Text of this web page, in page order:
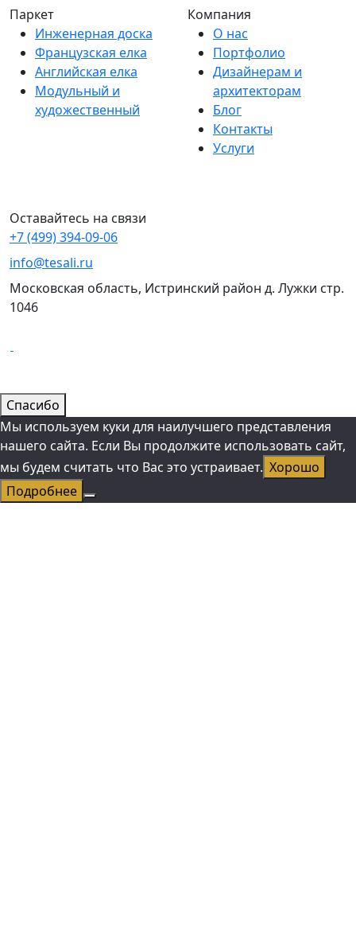
Паркет
Инженерная доска
Французская елка
Английская елка
Модульный и
художественный
Компания
О нас
Портфолио
Дизайнерам и
архитекторам
Блог
Контакты
Услуги
Оставайтесь на связи
+7 (499) 394-09-06
info@tesali.ru
Московская область, Истринский район д. Лужки стр.
1046
Спасибо
Мы используем куки для наилучшего представления
нашего сайта. Если Вы продолжите использовать сайт,
мы будем считать что Вас это устраивает. Хорошо
Подробнее